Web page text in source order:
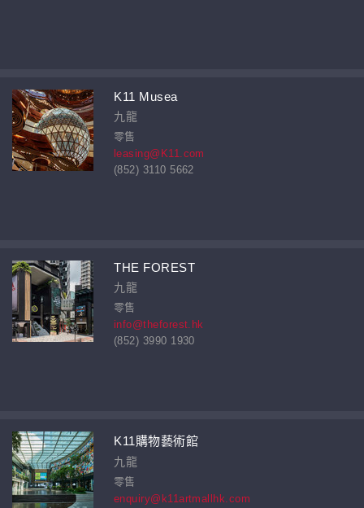
K11 Musea
九龍
零售
leasing@K11.com
(852) 3110 5662
THE FOREST
九龍
零售
info@theforest.hk
(852) 3990 1930
K11購物藝術館
九龍
零售
enquiry@k11artmallhk.com